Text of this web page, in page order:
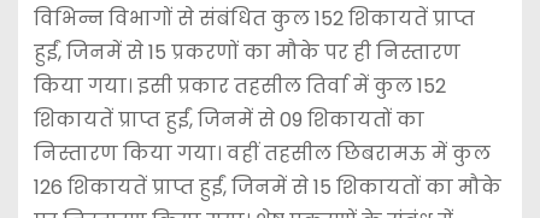
विभिन्न विभागों से संबंधित कुल 152 शिकायतें प्राप्त
हुईं, जिनमें से 15 प्रकरणों का मौके पर ही निस्तारण
किया गया। इसी प्रकार तहसील तिर्वा में कुल 152
शिकायतें प्राप्त हुईं, जिनमें से 09 शिकायतों का
निस्तारण किया गया। वहीं तहसील छिबरामऊ में कुल
126 शिकायतें प्राप्त हुईं, जिनमें से 15 शिकायतों का मौके